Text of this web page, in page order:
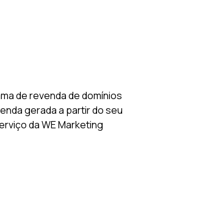
de revenda de domínios
gerada a partir do seu
da WE Marketing